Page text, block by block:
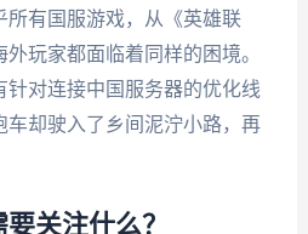
所有国服游戏，从《英雄联
玩家都面临着同样的困境。
对连接中国服务器的优化线
车却驶入了乡间泥泞小路，再
关注什么？